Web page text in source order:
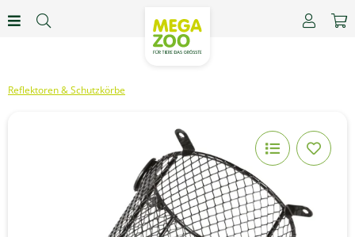
Reflektoren & Schutzkörbe